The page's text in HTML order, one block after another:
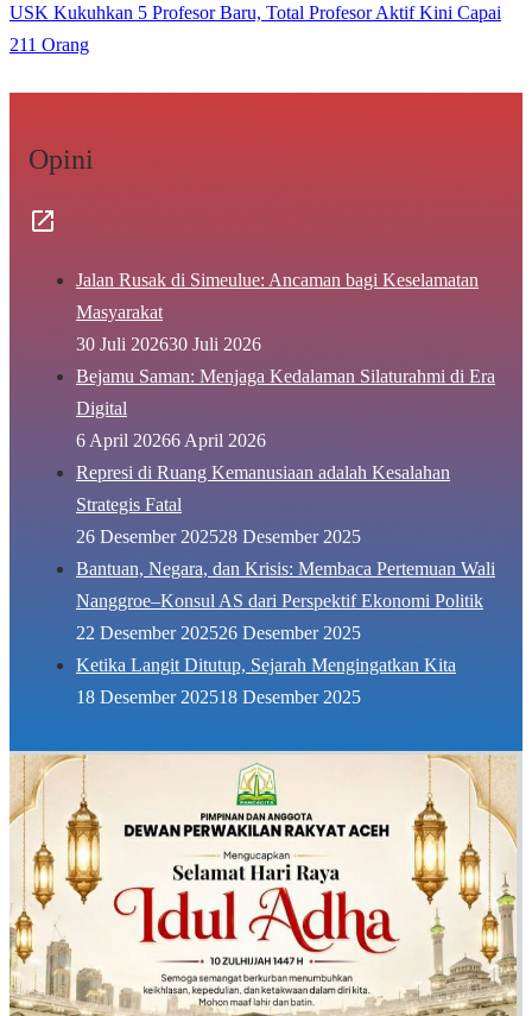
USK Kukuhkan 5 Profesor Baru, Total Profesor Aktif Kini Capai
211 Orang
Opini
Jalan Rusak di Simeulue: Ancaman bagi Keselamatan
Masyarakat
30 Juli 202630 Juli 2026
Bejamu Saman: Menjaga Kedalaman Silaturahmi di Era
Digital
6 April 20266 April 2026
Represi di Ruang Kemanusiaan adalah Kesalahan
Strategis Fatal
26 Desember 202528 Desember 2025
Bantuan, Negara, dan Krisis: Membaca Pertemuan Wali
Nanggroe–Konsul AS dari Perspektif Ekonomi Politik
22 Desember 202526 Desember 2025
Ketika Langit Ditutup, Sejarah Mengingatkan Kita
18 Desember 202518 Desember 2025